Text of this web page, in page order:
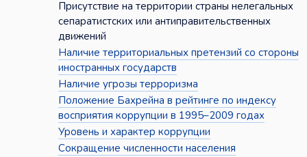
Присутствие на территории страны нелегальных
сепаратистских или антиправительственных
движений
Наличие территориальных претензий со стороны
иностранных государств
Наличие угрозы терроризма
Положение Бахрейна в рейтинге по индексу
восприятия коррупции в 1995–2009 годах
Уровень и характер коррупции
Сокращение численности населения